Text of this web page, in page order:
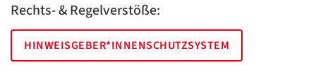
Rechts- & Regelverstöße:
HINWEISGEBER*INNENSCHUTZSYSTEM